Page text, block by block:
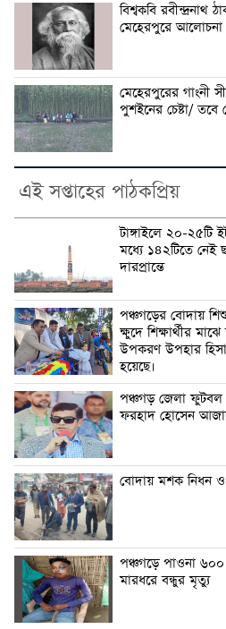
বিশ্বকবি
মেহেরপুরে আলোচনা
মেহেরপুরের গাংনী
পুশইনের চেষ্টা/ তবে
এই সপ্তাহের পাঠকপ্রিয়
টাঙ্গাইলে ২০-২৫টি
মধ্যে ১৪২টিতে নেই
দারপ্রান্তে
পঞ্চগড়ের বোদায়
ক্ষুদে শিক্ষার্থীর
উপকরণ উপহার
হয়েছে।
পঞ্চগড় জেলা
ফরহাদ হোসেন
বোদায় মশক নিধন ও
পঞ্চগড়ে পাওনা ৬০০
মারধরে বন্ধুর মৃত্যু